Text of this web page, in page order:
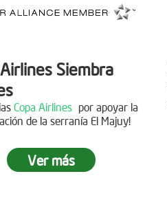
Siembra
Copa Airlines por apoyar la
de la serranía El Majuy!
en el Páramo
Ver más